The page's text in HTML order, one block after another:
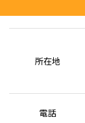
所在地
電話